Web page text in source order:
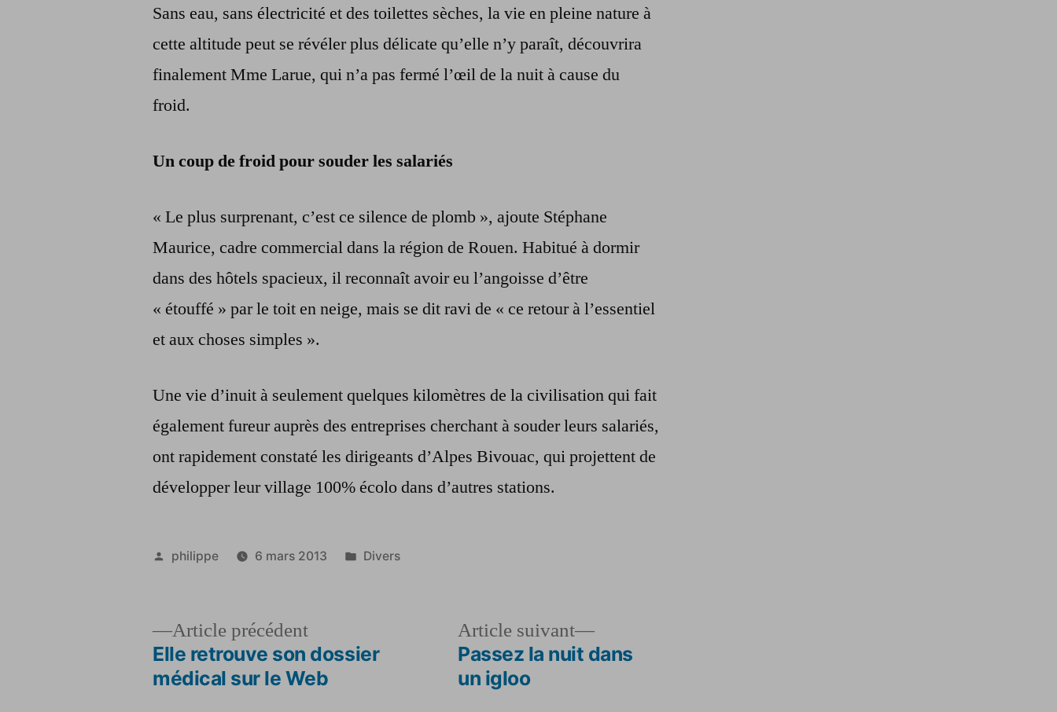
Sans eau, sans électricité et des toilettes sèches, la vie en pleine nature à
cette altitude peut se révéler plus délicate qu’elle n’y paraît, découvrira
finalement Mme Larue, qui n’a pas fermé l’œil de la nuit à cause du
froid.
Un coup de froid pour souder les salariés
« Le plus surprenant, c’est ce silence de plomb », ajoute Stéphane
Maurice, cadre commercial dans la région de Rouen. Habitué à dormir
dans des hôtels spacieux, il reconnaît avoir eu l’angoisse d’être
« étouffé » par le toit en neige, mais se dit ravi de « ce retour à l’essentiel
et aux choses simples ».
Une vie d’inuit à seulement quelques kilomètres de la civilisation qui fait
également fureur auprès des entreprises cherchant à souder leurs salariés,
ont rapidement constaté les dirigeants d’Alpes Bivouac, qui projettent de
développer leur village 100% écolo dans d’autres stations.
Publié
philippe 6 mars 2013
Publié
Divers
Navigation
Article précédentArticle
précédent :
Elle retrouve son dossier
médical sur le Web
Article suivant
Article
suivant :
Passez la nuit dans
un igloo